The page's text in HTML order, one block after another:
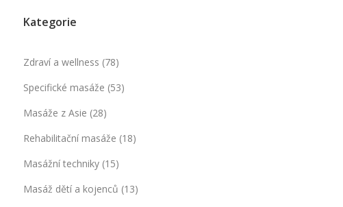
Kategorie
Zdraví a wellness (78)
Specifické masáže (53)
Masáže z Asie (28)
Rehabilitační masáže (18)
Masážní techniky (15)
Masáž dětí a kojenců (13)